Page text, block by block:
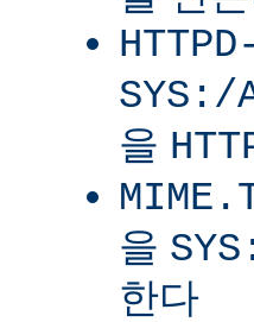
SYS:/
을
을
한다